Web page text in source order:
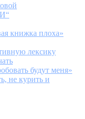
книжка плоха»
лексику
будут меня»
не курить и